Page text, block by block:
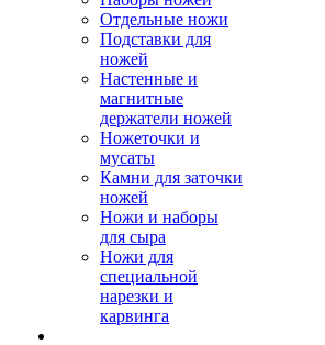
Отдельные ножи
Подставки для
ножей
Настенные и
магнитные
держатели ножей
Ножеточки и
мусаты
Камни для заточки
ножей
Ножи и наборы
для сыра
Ножи для
специальной
нарезки и
карвинга